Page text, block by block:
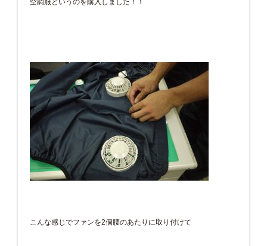
こんな感じでファンを2個腰のあたりに取り付けて